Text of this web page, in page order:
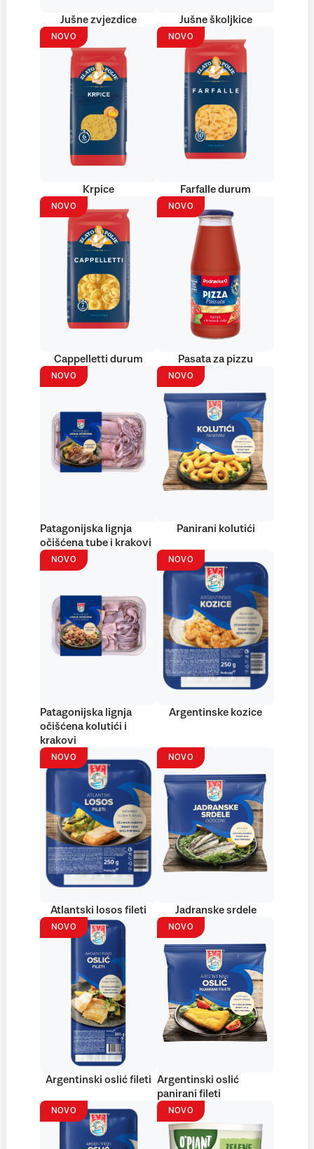
Jušne zvjezdice Jušne školjkice
NOVO
Krpice
NOVO
Farfalle durum
NOVO
Cappelletti durum
NOVO
Pasata za pizzu
NOVO
Patagonijska lignja
očišćena tube i krakovi
NOVO
Panirani kolutići
NOVO
Patagonijska lignja
očišćena kolutići i
krakovi
NOVO
Argentinske kozice
NOVO
Atlantski losos fileti
NOVO
Jadranske srdele
NOVO
Argentinski oslić fileti
NOVO
Argentinski oslić
panirani fileti
NOVO NOVO